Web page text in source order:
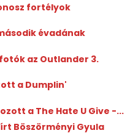
fortélyok
évadának
az Outlander 3.
a Dumplin'
a The Hate U Give -...
Böszörményi Gyula